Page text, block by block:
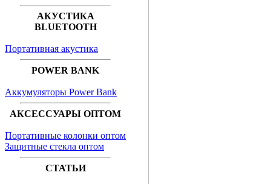
АКУСТИКА
BLUETOOTH
Портативная акустика
POWER BANK
Аккумуляторы Power Bank
АКСЕССУАРЫ ОПТОМ
Портативные колонки оптом
Защитные стекла оптом
СТАТЬИ